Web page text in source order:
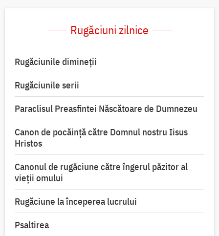
Rugăciuni zilnice
Rugăciunile dimineții
Rugăciunile serii
Paraclisul Preasfintei Născătoare de Dumnezeu
Canon de pocăință către Domnul nostru Iisus
Hristos
Canonul de rugăciune către îngerul păzitor al
vieții omului
Rugăciune la începerea lucrului
Psaltirea